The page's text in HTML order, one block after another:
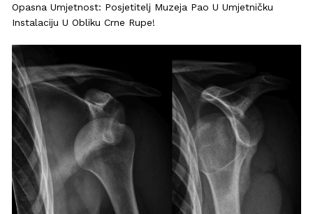
Opasna Umjetnost: Posjetitelj Muzeja Pao U Umjetničku
Instalaciju U Obliku Crne Rupe!